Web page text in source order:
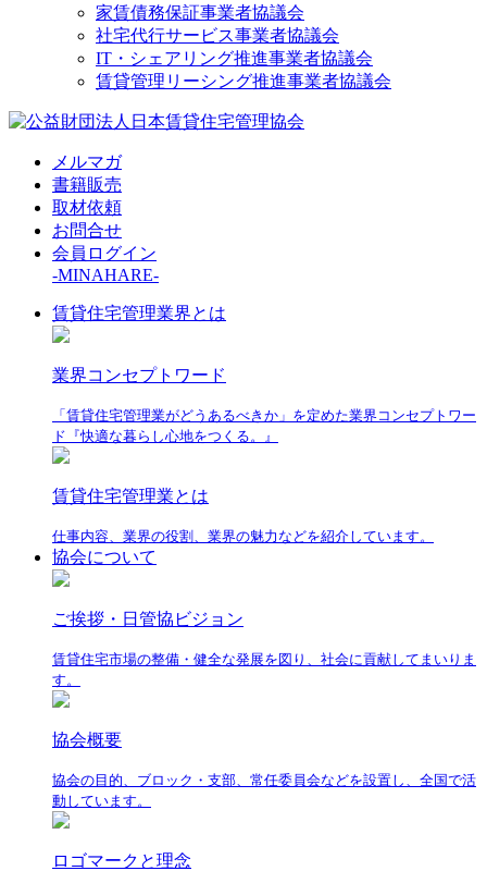
家賃債務保証事業者協議会
社宅代行サービス事業者協議会
IT・シェアリング推進事業者協議会
賃貸管理リーシング推進事業者協議会
メルマガ
書籍販売
取材依頼
お問合せ
会員ログイン
-MINAHARE-
賃貸住宅管理業界とは
業界コンセプトワード
「賃貸住宅管理業がどうあるべきか」を定めた業界コンセプトワー
ド『快適な暮らし心地をつくる。』
賃貸住宅管理業とは
仕事内容、業界の役割、業界の魅力などを紹介しています。
協会について
ご挨拶・日管協ビジョン
賃貸住宅市場の整備・健全な発展を図り、社会に貢献してまいりま
す。
協会概要
協会の目的、ブロック・支部、常任委員会などを設置し、全国で活
動しています。
ロゴマークと理念